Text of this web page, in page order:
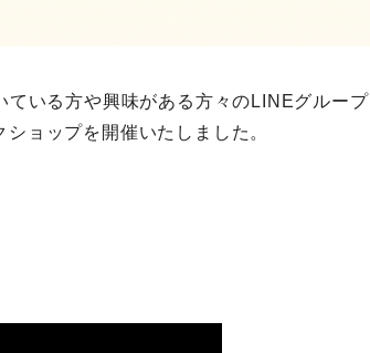
いる方や興味がある方々のLINEグループ
ョップを開催いたしました。